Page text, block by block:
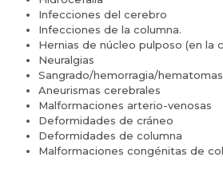
Infecciones del cerebro
Infecciones de la columna.
Hernias de núcleo pulposo (en la
Neuralgias
Sangrado/hemorragia/
Aneurismas cerebrales
Malformaciones arterio-venosas
Deformidades de cráneo
Deformidades de columna
Malformaciones congénitas de